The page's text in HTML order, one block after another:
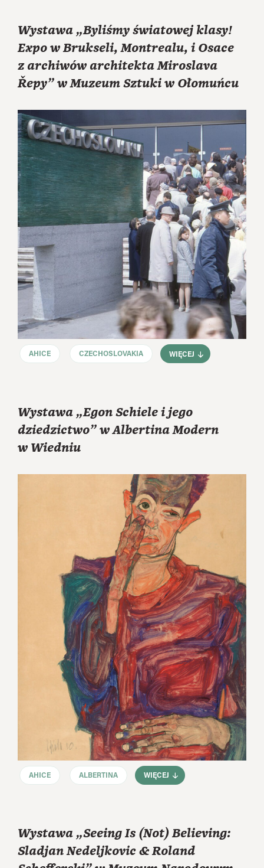
Wystawa „Byliśmy światowej klasy!
Expo w Brukseli, Montrealu, i Osace
z archiwów architekta Miroslava
Řepy” w Muzeum Sztuki w Ołomuńcu
AHICE CZECHOSLOVAKIA WIĘCEJ
Wystawa „Egon Schiele i jego
dziedzictwo” w Albertina Modern
w Wiedniu
AHICE ALBERTINA WIĘCEJ
Wystawa „Seeing Is (Not) Believing:
Sladjan Nedeljkovic & Roland